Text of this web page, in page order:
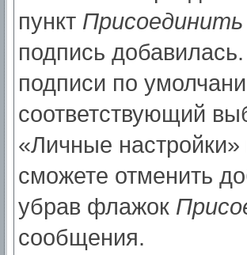
пункт Присоединить
подпись
подписи по
соответствующий
«Личные
сможете отменить
убрав флажок
сообщения.